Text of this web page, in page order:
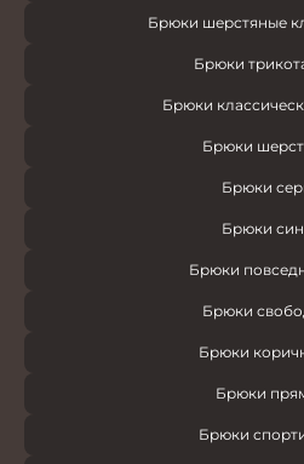
Брюки шерстяные
Брюки
Брюки
Брюки
Брюки
Брюки
Брюки
Брюки
Брюки
Брюки
Брюки